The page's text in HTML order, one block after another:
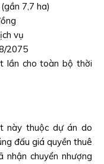
7,7 ha)
vụ
2075
lần cho toàn bộ thời
này thuộc dự án do
đấu giá quyền thuê
chuyển nhượng